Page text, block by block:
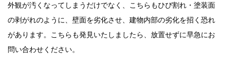
外観が汚くなってしまうだけでなく、こちらもひび割れ・塗装面
の剥がれのように、壁面を劣化させ、建物内部の劣化を招く恐れ
があります。こちらも発見いたしましたら、放置せずに早急にお
問い合わせください。